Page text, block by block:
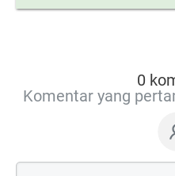
0
Komentar yang